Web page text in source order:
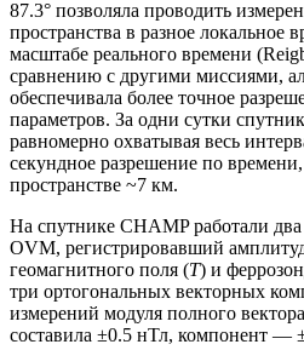
87.3° позволяла проводить
пространства в разное локальное
масштабе реального времени
сравнению с другими миссиями,
обеспечивала более точное
параметров. За одни сутки
равномерно охватывая весь
секундное разрешение по времени,
пространстве ~7 км.
На спутнике CHAMP работали
OVM, регистрировавший
геомагнитного поля (Т) и
три ортогональных векторных
измерений модуля полного
составила ±0.5 нТл, компонент ―